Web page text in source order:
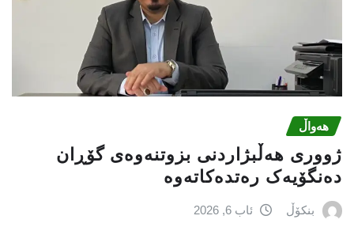
هەواڵ
ژووری هەڵبژاردنی بزوتنەوەى گۆڕان
دەنگۆیەک رەتدەکاتەوە
بنکۆڵ ئاب 6, 2026